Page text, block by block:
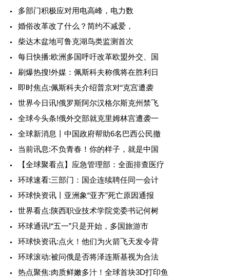
多部门积极应对用电高峰，电力数
婚俗改革改了什么？简约不减爱，
柴达木盆地可鲁克湖鸟类监测首次
每日快播:欧洲多国呼吁改革欧盟外交、国
刷爆热搜!外媒：佩斯科夫称俄将在胜利日
即时焦点:佩斯科夫介绍普京对“克宫遭袭
世界今日讯!俄罗斯阿尔汉格尔斯克州禁飞
全球今头条!俄外交部就克里姆林宫遭袭一
全球新消息丨中国政府帮助6名巴西公民撤
当前讯息:不负青春！你的样子，就是中国
【全球聚看点】应急管理部：全面排查医疗
环球速看:三部门：国企连续聘任同一会计
环球快资讯丨亚洲象“亚齐”死亡原因通报
世界看点:陕西职业技术学院党委书记何树
环球通讯!“五一”只是开始，多国旅游市
环球快资讯:点火！他们为火箭飞天发令背
环球滚动:被问俄是否将泽连斯基视为合法
热点聚焦:肉质鲜嫩多汁！全球首块3D打印鱼